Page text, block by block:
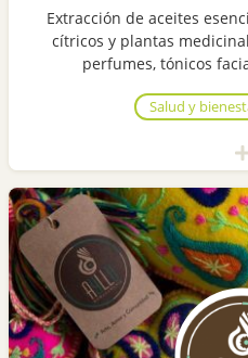
Extracción de aceites
cítricos y plantas
perfumes, tónicos
Salud y